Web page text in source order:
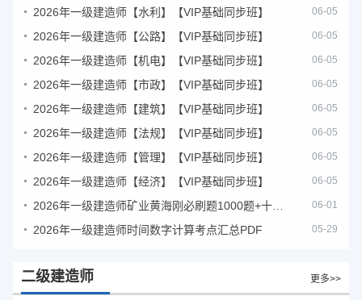
2026年一级建造师【水利】【VIP基础同步班】 06-05
2026年一级建造师【公路】【VIP基础同步班】 06-05
2026年一级建造师【机电】【VIP基础同步班】 06-05
2026年一级建造师【市政】【VIP基础同步班】 06-05
2026年一级建造师【建筑】【VIP基础同步班】 06-05
2026年一级建造师【法规】【VIP基础同步班】 06-05
2026年一级建造师【管理】【VIP基础同步班】 06-05
2026年一级建造师【经济】【VIP基础同步班】 06-05
06-01
2026年一级建造师时间数字计算考点汇总PDF 05-29
二级建造师 更多>>